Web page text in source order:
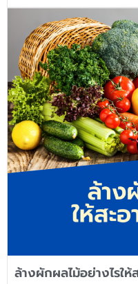
ล้างผักผลไม้อย่างไรใ